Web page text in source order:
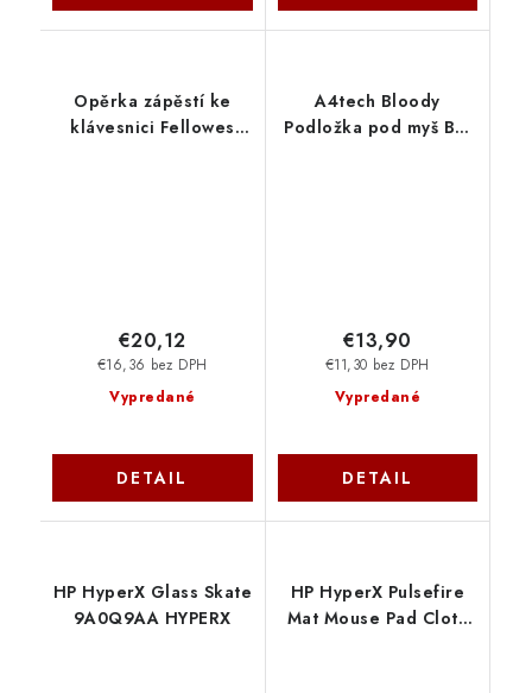
Opěrka zápěstí ke
klávesnici Fellowes
Vypredané
€16,36 bez DPH
€20,12
DETAIL
A4tech Bloody
Podložka pod myš BP-
Vypredané
€11,30 bez DPH
€13,90
DETAIL
HP HyperX Glass Skate
9A0Q9AA HYPERX
HP HyperX Pulsefire
Mat Mouse Pad Cloth